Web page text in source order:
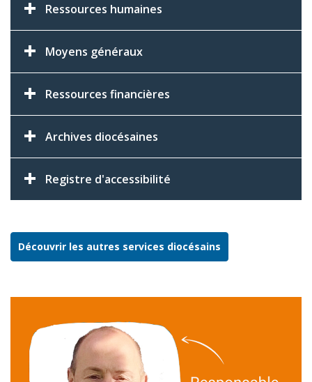
Ressources humaines
Moyens généraux
Ressources financières
Archives diocésaines
Registre d'accessibilité
Découvrir les autres services diocésains